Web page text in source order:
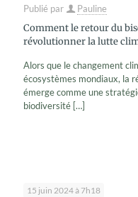
Publié par Pauline
Comment le retour du
révolutionner la lutte
Alors que le changement
écosystèmes mondiaux, la
émerge comme une
biodiversité […]
15 juin 2024 à 7h18